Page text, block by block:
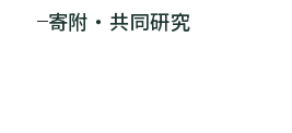
寄附・共同研究